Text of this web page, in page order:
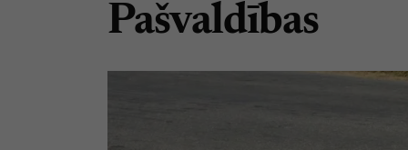
Pašvaldības